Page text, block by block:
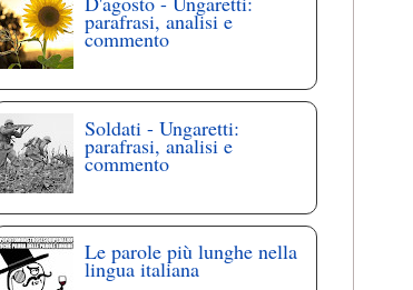
parafrasi, analisi e
commento
Soldati - Ungaretti:
parafrasi, analisi e
commento
Le parole più lunghe nella
lingua italiana